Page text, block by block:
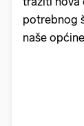
potrebnog
naše